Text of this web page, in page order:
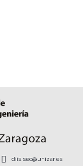
diis.sec@unizar.es